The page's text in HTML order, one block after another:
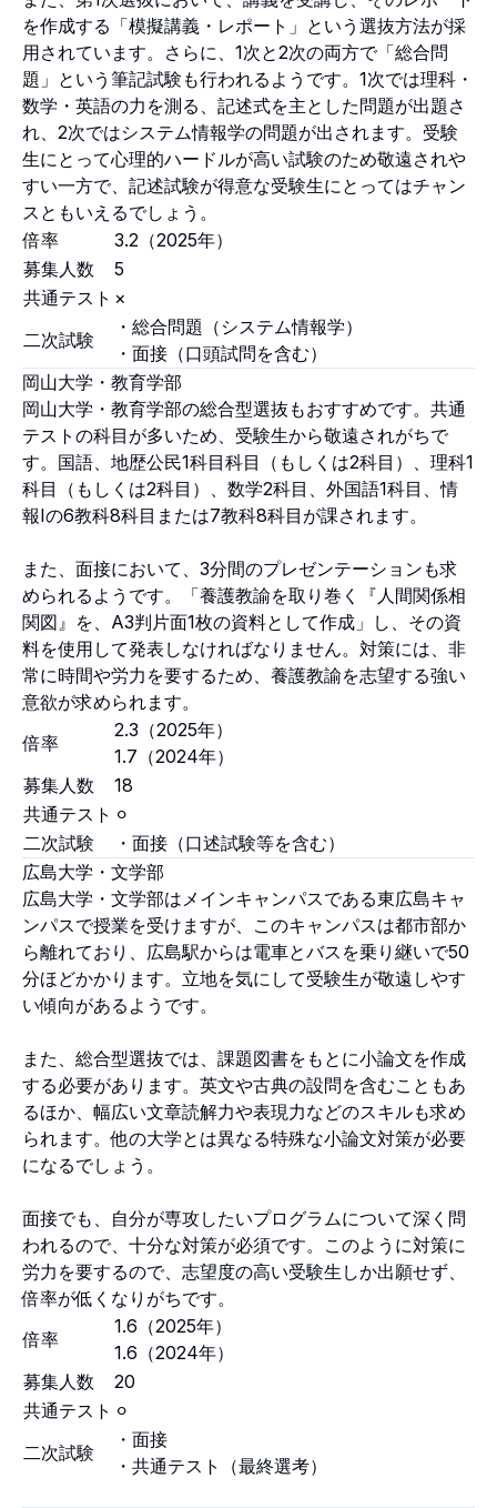
を作成する「模擬講義・レポート」という選抜方法が採
用されています。さらに、1次と2次の両方で「総合問
題」という筆記試験も行われるようです。1次では理科・
数学・英語の力を測る、記述式を主とした問題が出題さ
れ、2次ではシステム情報学の問題が出されます。受験
生にとって心理的ハードルが高い試験のため敬遠されや
すい一方で、記述試験が得意な受験生にとってはチャン
スともいえるでしょう。
倍率
3.2（2025年）
募集人数
5
共通テスト ×
二次試験
・総合問題（システム情報学）
・面接（口頭試問を含む）
岡山大学・教育学部
岡山大学・教育学部の総合型選抜もおすすめです。共通
テストの科目が多いため、受験生から敬遠されがちで
す。国語、地歴公民1科目科目（もしくは2科目）、理科1
科目（もしくは2科目）、数学2科目、外国語1科目、情
報Iの6教科8科目または7教科8科目が課されます。
また、面接において、3分間のプレゼンテーションも求
められるようです。「養護教諭を取り巻く『人間関係相
関図』を、A3判片面1枚の資料として作成」し、その資
料を使用して発表しなければなりません。対策には、非
常に時間や労力を要するため、養護教諭を志望する強い
意欲が求められます。
倍率
2.3（2025年）
1.7（2024年）
募集人数
18
共通テスト ⚪︎
二次試験
・面接（口述試験等を含む）
広島大学・文学部
広島大学・文学部はメインキャンパスである東広島キャ
ンパスで授業を受けますが、このキャンパスは都市部か
ら離れており、広島駅からは電車とバスを乗り継いで50
分ほどかかります。立地を気にして受験生が敬遠しやす
い傾向があるようです。
また、総合型選抜では、課題図書をもとに小論文を作成
する必要があります。英文や古典の設問を含むこともあ
るほか、幅広い文章読解力や表現力などのスキルも求め
られます。他の大学とは異なる特殊な小論文対策が必要
になるでしょう。
面接でも、自分が専攻したいプログラムについて深く問
われるので、十分な対策が必須です。このように対策に
労力を要するので、志望度の高い受験生しか出願せず、
倍率が低くなりがちです。
倍率
1.6（2025年）
1.6（2024年）
募集人数
20
共通テスト ⚪︎
二次試験
・面接
・共通テスト（最終選考）